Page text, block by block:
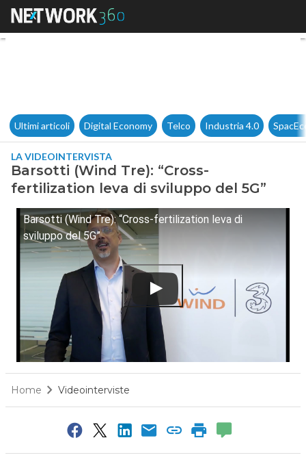
Barsotti (Wind Tre): “Cross-
Ultimi articoli Digital Economy Telco Industria 4.0
LA VIDEOINTERVISTA
Barsotti (Wind Tre): “Cross-
fertilization leva di sviluppo del 5G”
Barsotti (Wind Tre): “Cross-fertilization leva di
sviluppo del 5G”
Home Videointerviste